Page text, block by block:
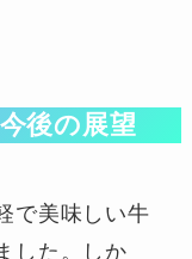
後の展望
で美味しい牛
した。しか